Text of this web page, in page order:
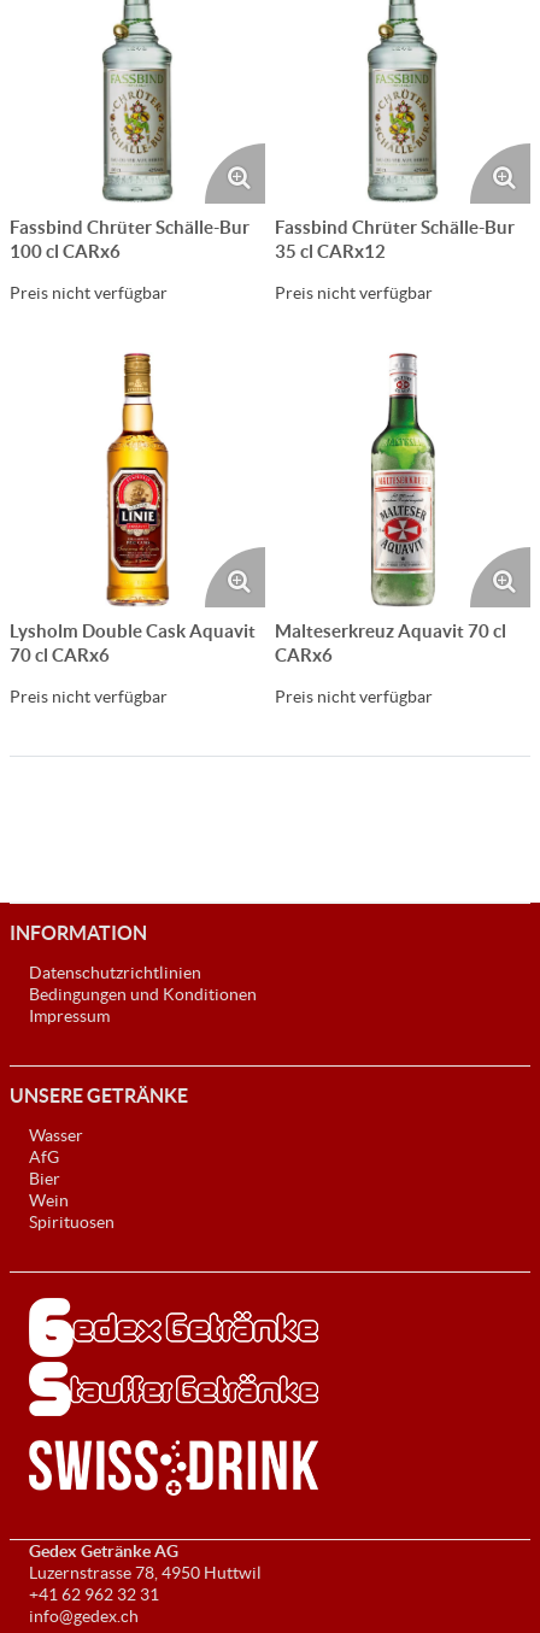
Fassbind Chrüter Schälle-Bur
100 cl CARx6
Preis nicht verfügbar
Fassbind Chrüter Schälle-Bur
35 cl CARx12
Preis nicht verfügbar
Lysholm Double Cask Aquavit
70 cl CARx6
Preis nicht verfügbar
Malteserkreuz Aquavit 70 cl
CARx6
Preis nicht verfügbar
INFORMATION
Datenschutzrichtlinien
Bedingungen und Konditionen
Impressum
UNSERE GETRÄNKE
Wasser
AfG
Bier
Wein
Spirituosen
Gedex Getränke AG
Luzernstrasse 78, 4950 Huttwil
+41 62 962 32 31
info@gedex.ch